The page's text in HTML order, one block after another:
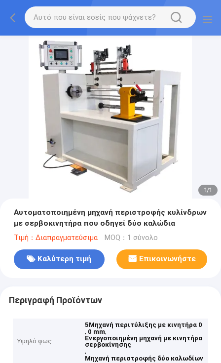
1/1
Αυτοματοποιημένη μηχανή περιστροφής κυλίνδρων
με σερβοκινητήρα που οδηγεί δύο καλώδια
Τιμή：Διαπραγματεύσιμα MOQ：1 σύνολο
Καλύτερη τιμή Επικοινωνήστε
Περιγραφή Προϊόντων
Υψηλό φως
5Μηχανή περιτύλιξης με κινητήρα 0
, 0 mm,
Ενεργοποιημένη μηχανή με κινητήρα
σερβοκίνησης
,
Μηχανή περιστροφής δύο καλωδίων